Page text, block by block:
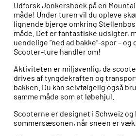
Udforsk Jonkershoek på en
måde! Under turen vil du opleve
lignende bjerge omkring
måde. Det er fantastiske udsigter,
uendelige ”ned ad bakke”-spor –
Scooter-ture handler om!
Aktiviteten er miljøvenlig, da
drives af tyngdekraften og
bakken. Du kan selvfølgelig også
samme måde som et løbehjul.
Scooterne er designet i Schweiz og
sommersæsonen, når sneen er væk.